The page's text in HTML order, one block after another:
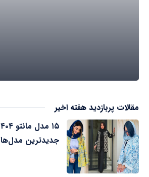
مقالات پربازدید هفته اخیر
جدیدترین مدل‌ها